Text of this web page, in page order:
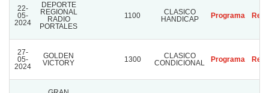
22-
05-
2024
DEPORTE
REGIONAL
RADIO
PORTALES
1100
CLASICO
HANDICAP
Programa
27-
05-
2024
GOLDEN
VICTORY
1300
CLASICO
CONDICIONAL
Programa